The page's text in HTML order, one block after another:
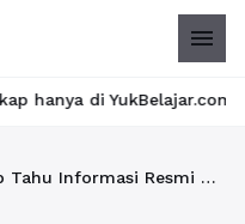
menu
Mulai
Calon ASN Wajib Tahu Informasi Resmi CPNS 2025: Tips Lolos Seleksi Administrasi